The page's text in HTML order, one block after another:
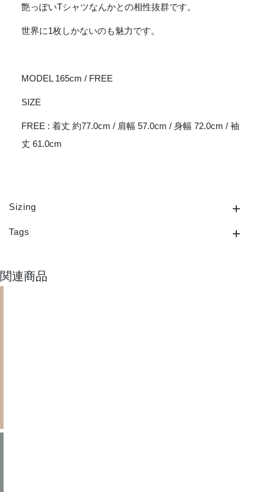
艶っぽいTシャツなんかとの相性抜群です。
世界に1枚しかないのも魅力です。
MODEL 165cm / FREE
SIZE
FREE : 着丈 約77.0cm / 肩幅 57.0cm / 身幅 72.0cm / 袖
丈 61.0cm
Sizing
Tags
関連商品